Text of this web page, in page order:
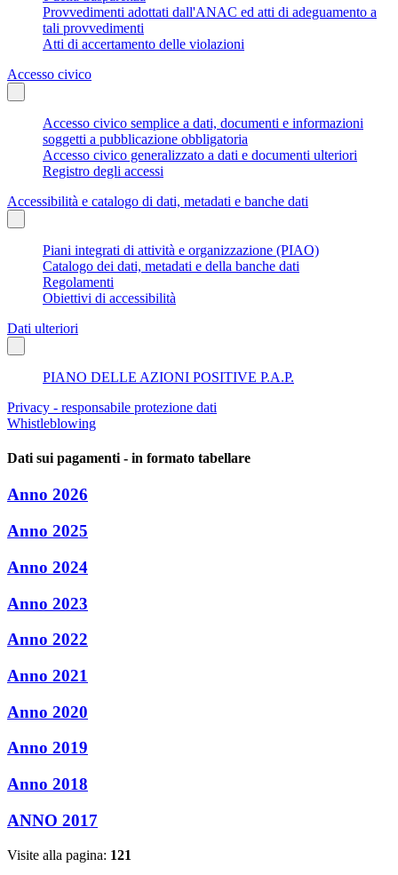
Provvedimenti adottati dall'ANAC ed atti di adeguamento a
tali provvedimenti
Atti di accertamento delle violazioni
Accesso civico
Accesso civico semplice a dati, documenti e informazioni
soggetti a pubblicazione obbligatoria
Accesso civico generalizzato a dati e documenti ulteriori
Registro degli accessi
Accessibilità e catalogo di dati, metadati e banche dati
Piani integrati di attività e organizzazione (PIAO)
Catalogo dei dati, metadati e della banche dati
Regolamenti
Obiettivi di accessibilità
Dati ulteriori
PIANO DELLE AZIONI POSITIVE P.A.P.
Privacy - responsabile protezione dati
Whistleblowing
Dati sui pagamenti - in formato tabellare
Anno 2026
Anno 2025
Anno 2024
Anno 2023
Anno 2022
Anno 2021
Anno 2020
Anno 2019
Anno 2018
ANNO 2017
Visite alla pagina: 121